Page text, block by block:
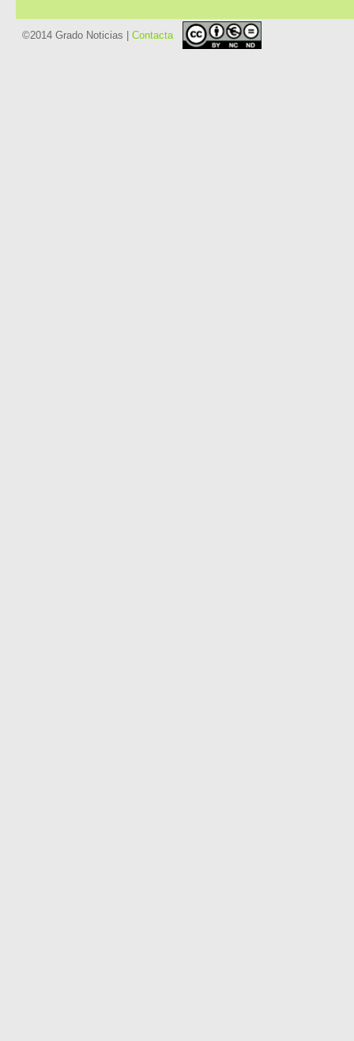
©2014 Grado Noticias | Contacta